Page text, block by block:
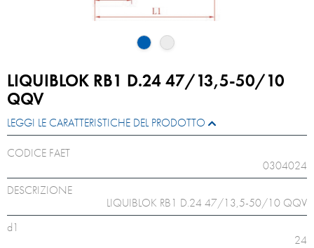
LIQUIBLOK RB1 D.24 47/13,5-50/10
QQV
LEGGI LE CARATTERISTICHE DEL PRODOTTO
CODICE FAET
0304024
DESCRIZIONE
LIQUIBLOK RB1 D.24 47/13,5-50/10 QQV
d1
24